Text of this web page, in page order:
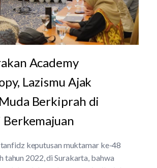
Academy
Lazismu Ajak
Berkiprah di
tanfidz keputusan muktamar ke-48
tahun 2022, di Surakarta, bahwa